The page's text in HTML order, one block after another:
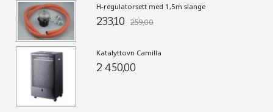
H-regulatorsett med 1,5m slange
233,10 259,00
Katalyttovn Camilla
2 450,00